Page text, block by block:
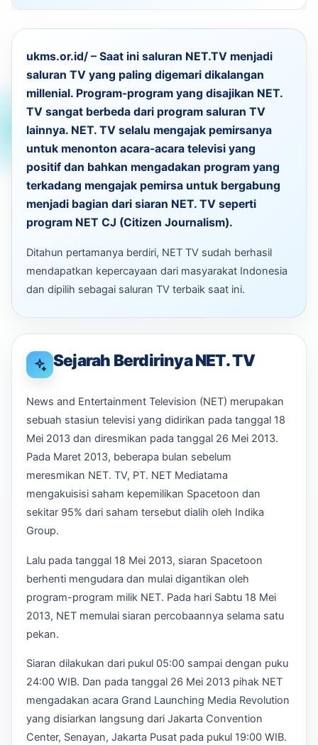
ukms.or.id/ – Saat ini saluran NET.TV menjadi
saluran TV yang paling digemari dikalangan
millenial. Program-program yang disajikan NET.
TV sangat berbeda dari program saluran TV
lainnya. NET. TV selalu mengajak pemirsanya
untuk menonton acara-acara televisi yang
positif dan bahkan mengadakan program yang
terkadang mengajak pemirsa untuk bergabung
menjadi bagian dari siaran NET. TV seperti
program NET CJ (Citizen Journalism).
Ditahun pertamanya berdiri, NET TV sudah berhasil
mendapatkan kepercayaan dari masyarakat Indonesia
dan dipilih sebagai saluran TV terbaik saat ini.
Sejarah Berdirinya NET. TV
News and Entertainment Television (NET) merupakan
sebuah stasiun televisi yang didirikan pada tanggal 18
Mei 2013 dan diresmikan pada tanggal 26 Mei 2013.
Pada Maret 2013, beberapa bulan sebelum
meresmikan NET. TV, PT. NET Mediatama
mengakuisisi saham kepemilikan Spacetoon dan
sekitar 95% dari saham tersebut dialih oleh Indika
Group.
Lalu pada tanggal 18 Mei 2013, siaran Spacetoon
berhenti mengudara dan mulai digantikan oleh
program-program milik NET. Pada hari Sabtu 18 Mei
2013, NET memulai siaran percobaannya selama satu
pekan.
Siaran dilakukan dari pukul 05:00 sampai dengan puku
24:00 WIB. Dan pada tanggal 26 Mei 2013 pihak NET
mengadakan acara Grand Launching Media Revolution
yang disiarkan langsung dari Jakarta Convention
Center, Senayan, Jakarta Pusat pada pukul 19:00 WIB.